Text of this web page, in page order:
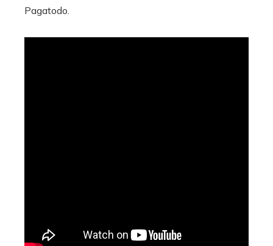
Pagatodo.